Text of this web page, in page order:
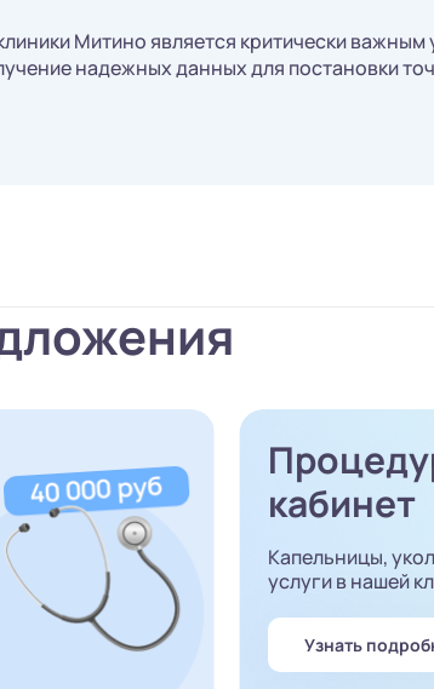
Митино является критически важным
надежных данных для постановки
кабинет
Капельницы,
услуги в нашей
Узнать